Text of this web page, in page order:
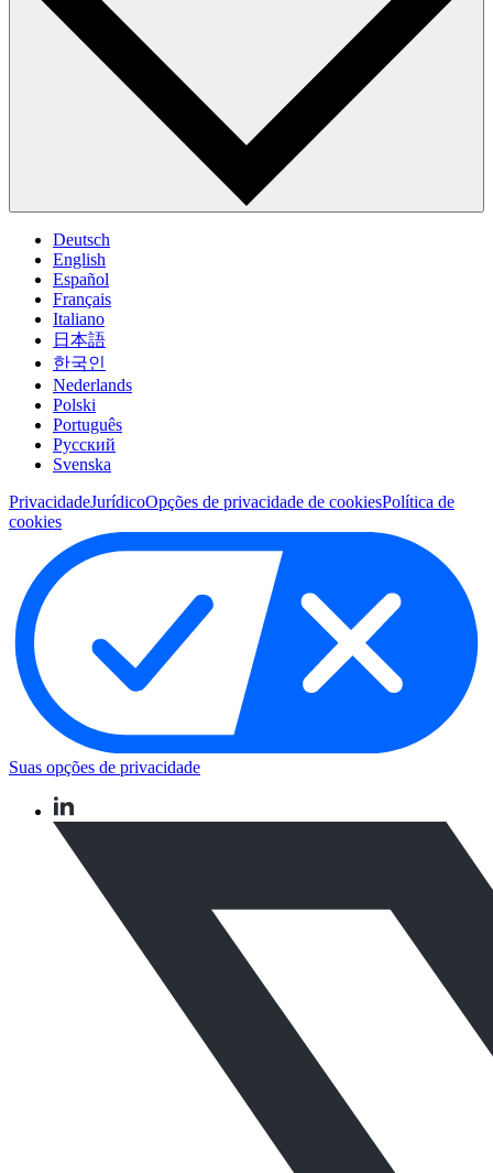
Deutsch
English
Español
Français
Italiano
日本語
한국인
Nederlands
Polski
Português
Pусский
Svenska
PrivacidadeJurídicoOpções de privacidade de cookiesPolítica de
cookies
Suas opções de privacidade